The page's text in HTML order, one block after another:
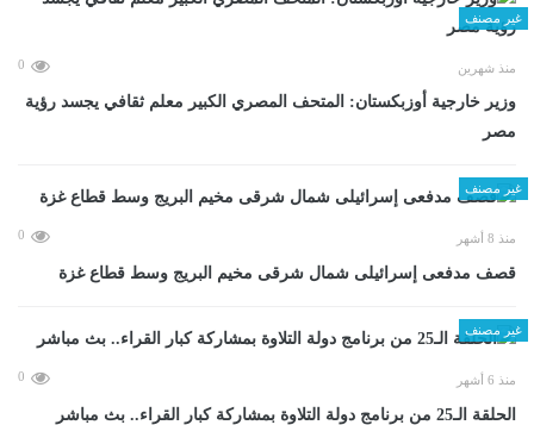
غير مصنف
منذ شهرين 0
وزير خارجية أوزبكستان: المتحف المصري الكبير معلم ثقافي يجسد رؤية
مصر
غير مصنف
منذ 8 أشهر 0
قصف مدفعى إسرائيلى شمال شرقى مخيم البريج وسط قطاع غزة
غير مصنف
منذ 6 أشهر 0
الحلقة الـ25 من برنامج دولة التلاوة بمشاركة كبار القراء.. بث مباشر